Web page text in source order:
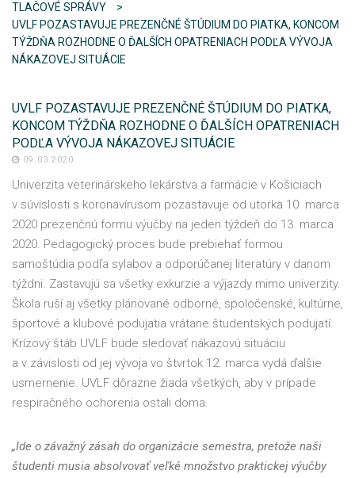
TLAČOVÉ SPRÁVY
UVLF POZASTAVUJE PREZENČNÉ ŠTÚDIUM DO PIATKA, KONCOM
TÝŽDŇA ROZHODNE O ĎALŠÍCH OPATRENIACH PODĽA VÝVOJA
NÁKAZOVEJ SITUÁCIE
UVLF POZASTAVUJE PREZENČNÉ ŠTÚDIUM DO PIATKA,
KONCOM TÝŽDŇA ROZHODNE O ĎALŠÍCH OPATRENIACH
PODĽA VÝVOJA NÁKAZOVEJ SITUÁCIE
09.03.2020
Univerzita veterinárskeho lekárstva a farmácie v Košiciach
v súvislosti s koronavírusom pozastavuje od utorka 10. marca
2020 prezenčnú formu výučby na jeden týždeň do 13. marca
2020. Pedagogický proces bude prebiehať formou
samoštúdia podľa sylabov a odporúčanej literatúry v danom
týždni. Zastavujú sa všetky exkurzie a výjazdy mimo univerzity.
Škola ruší aj všetky plánované odborné, spoločenské, kultúrne,
športové a klubové podujatia vrátane študentských podujatí.
Krízový štáb UVLF bude sledovať nákazovú situáciu
a v závislosti od jej vývoja vo štvrtok 12. marca vydá ďalšie
usmernenie. UVLF dôrazne žiada všetkých, aby v prípade
respiračného ochorenia ostali doma.
„Ide o závažný zásah do organizácie semestra, pretože naši
študenti musia absolvovať veľké množstvo praktickej výučby